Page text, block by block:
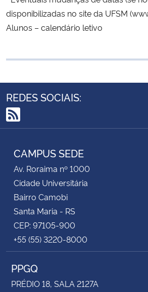
disponibilizadas no site da UFSM
Alunos – calendário letivo
REDES SOCIAIS:
RSS
CAMPUS SEDE
Av. Roraima nº 1000
Cidade Universitária
Bairro Camobi
Santa Maria - RS
CEP: 97105-900
+55 (55) 3220-8000
PPGQ
PRÉDIO 18, SALA 2127A